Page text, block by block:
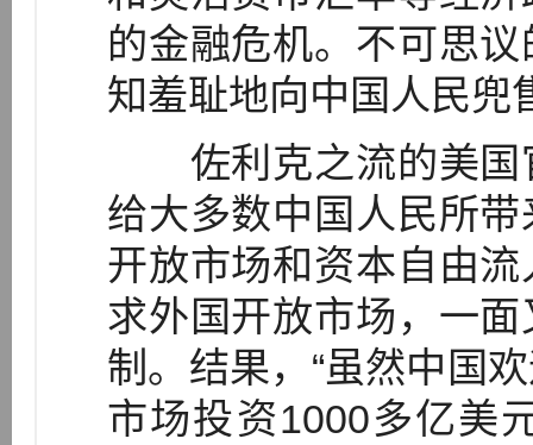
的金融危机。不可思
知羞耻地向中国人民兜
佐利克之流的美国
给大多数中国人民所
开放市场和资本自由
求外国开放市场，一
制。结果，“虽然中国
市场投资1000多亿美